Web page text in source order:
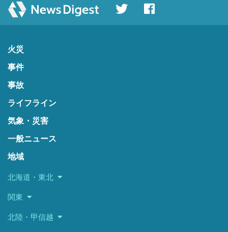
火災
事件
事故
ライフライン
気象・災害
一般ニュース
地域
北海道・東北
関東
北陸・甲信越